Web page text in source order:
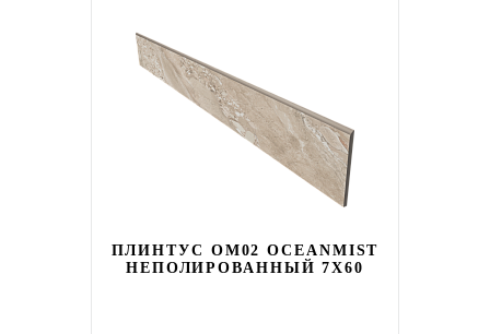
ПЛИНТУС OM02 OCEANMIST
НЕПОЛИРОВАННЫЙ 7X60